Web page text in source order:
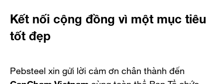
Kết nối cộng đồng vì một mục tiêu
tốt đẹp
Pebsteel xin gửi lời cảm ơn chân thành đến